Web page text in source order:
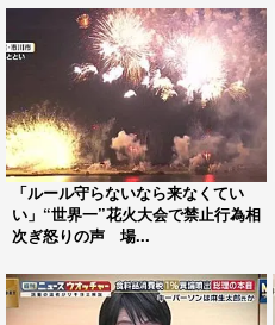
「ルール守らないなら来なくてい
い」“世界一”花火大会で禁止行為相
次ぎ怒りの声 場...